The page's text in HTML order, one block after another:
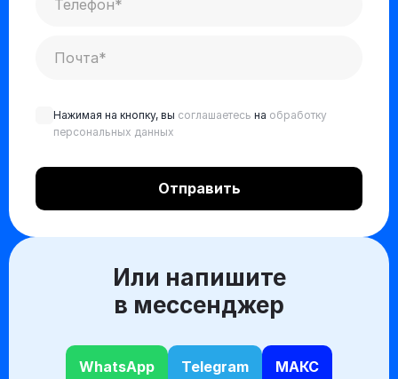
Нажимая на кнопку, вы соглашаетесь на обработку
персональных данных
Или напишите
в мессенджер
WhatsApp Telegram МАКС